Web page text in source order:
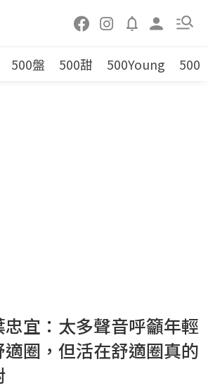
500盤 500甜 500Young 500
宜：太多聲音呼籲年輕
圈，但活在舒適圈真的